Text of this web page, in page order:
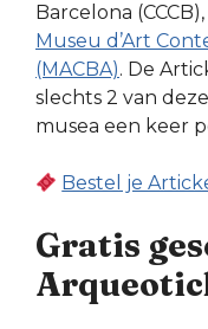
Barcelona
Museu d’Art
(MACBA). De
slechts 2 van
musea een keer
Bestel je
Gratis